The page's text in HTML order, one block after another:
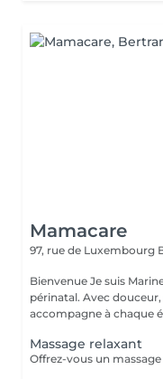
Mamacare
97, rue de Luxembourg
Bienvenue Je suis Marine, praticienne en bien-être féminin et
périnatal. Avec
accompagne à chaque
Massage relaxant